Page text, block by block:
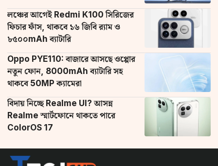
লঞ্চের আগেই Redmi K100 সিরিজের
ফিচার ফাঁস, থাকবে ১৬ জিবি র‌্যাম ও
৮৫০০mAh ব্যাটারি
Oppo PYE110: বাজারে আসছে ওপ্পোর
নতুন ফোন, 8000mAh ব্যাটারি সহ
থাকবে 50MP ক্যামেরা
বিদায় নিচ্ছে Realme UI? আসন্ন
Realme স্মার্টফোনে থাকতে পারে
ColorOS 17